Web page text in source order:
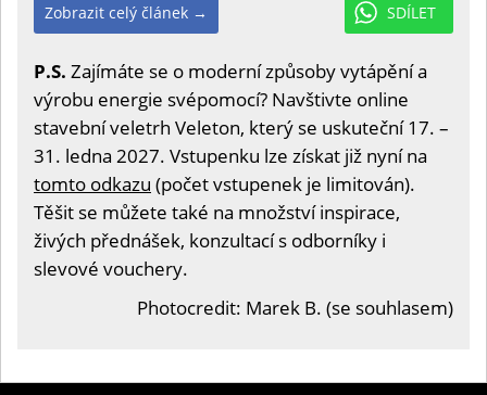
SDÍLET
Zobrazit celý článek →
P.S. Zajímáte se o moderní způsoby vytápění a
výrobu energie svépomocí? Navštivte online
stavební veletrh Veleton, který se uskuteční 17. –
31. ledna 2027. Vstupenku lze získat již nyní na
tomto odkazu (počet vstupenek je limitován).
Těšit se můžete také na množství inspirace,
živých přednášek, konzultací s odborníky i
slevové vouchery.
Photocredit: Marek B. (se souhlasem)